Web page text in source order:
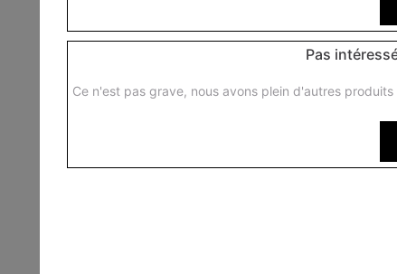
Pas
Ce n'est pas grave, nous avons plein d'autres produits